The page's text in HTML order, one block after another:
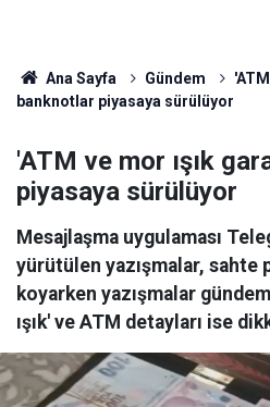
Ana Sayfa Gündem
banknotlar piyasaya sürülüyor
'ATM ve mor ışık
piyasaya sürülüyor
Mesajlaşma uygulaması
yürütülen yazışmalar,
koyarken yazışmalar
ışık' ve ATM detayları ise